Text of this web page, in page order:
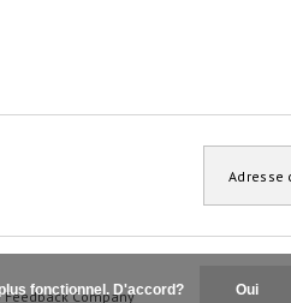
Feedback Company
fonctionnel. D'accord? Oui